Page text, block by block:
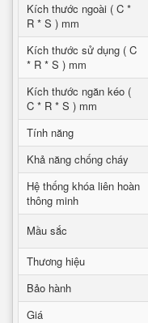
Kích thước ngoài ( C *
R * S ) mm
Kích thước sử dụng ( C
* R * S ) mm
Kích thước ngăn kéo (
C * R * S ) mm
Tính năng
Khả năng chống cháy
Hệ thống khóa liên hoàn
thông minh
Mầu sắc
Thương hiệu
Bảo hành
Giá